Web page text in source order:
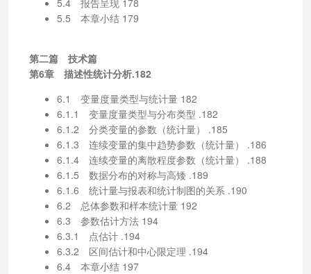
5.5 本章小结 179
第二篇 技术篇
第6章 描述性统计分析.182
6.1 变量度量类型与统计量 182
6.1.1 变量度量类型与分布类型 .182
6.1.2 分类变量的参数（统计量） .185
6.1.3 连续变量的集中趋势参数（统计量） .186
6.1.4 连续变量的离散程度参数（统计量） .188
6.1.5 数据分布的对称与高矮 .189
6.1.6 统计量与报表和统计制图的关系 .190
6.2 总体参数和样本统计量 192
6.3 参数估计方法 194
6.3.1 点估计 .194
6.3.2 区间估计和中心限定理 .194
6.4 本章小结 197